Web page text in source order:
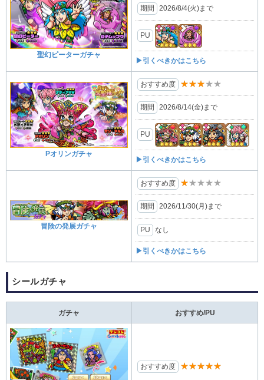
聖幻ピーターガチャ
期間 2026/8/4(⽕)まで
PU
▶引くべきかはこちら
Pオリンガチャ
おすすめ度 ★★★★★
期間 2026/8/14(金)まで
PU
▶引くべきかはこちら
冒険の発展ガチャ
おすすめ度 ★★★★★
期間 2026/11/30(月)まで
PU なし
▶引くべきかはこちら
シールガチャ
ガチャ おすすめ/PU
おすすめ度 ★★★★★